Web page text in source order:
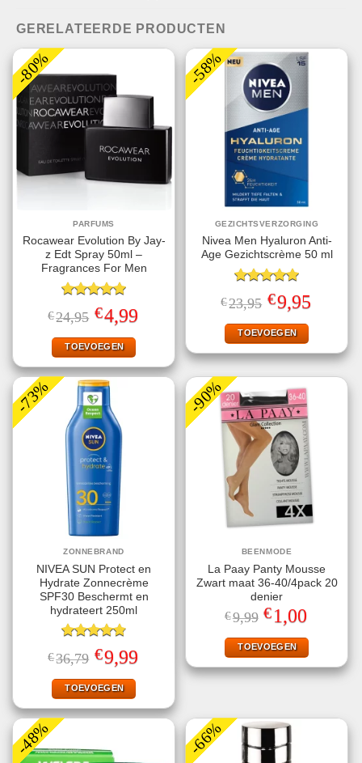
GERELATEERDE PRODUCTEN
-80%
PARFUMS
Rocawear Evolution By Jay-
z Edt Spray 50ml –
Fragrances For Men
Gewaardeerd
5.00uit 5
€24,95 Oorspronkelijke
prijs
was:
€24,95.
€4,99Huidige
prijs
TOEVOEGEN
-58%
GEZICHTSVERZORGING
Nivea Men Hyaluron Anti-
Age Gezichtscrème 50 ml
Gewaardeerd
5.00uit 5
€23,95 Oorspronkelijke
prijs
was:
€23,95.
€9,95prijs
TOEVOEGEN
-73%
ZONNEBRAND
NIVEA SUN Protect en
Hydrate Zonnecrème
SPF30 Beschermt en
hydrateert 250ml
Gewaardeerd
4.78uit 5
€36,79 Oorspronkelijke
prijs
was:
€36,79.
€9,99Huidige
prijs
TOEVOEGEN
-90%
BEENMODE
La Paay Panty Mousse
Zwart maat 36-40/4pack 20
denier
€9,99 Oorspronkelijke
prijs
was:
€9,99.
€1,00
is:
€1,00.
TOEVOEGEN
-48% -66%